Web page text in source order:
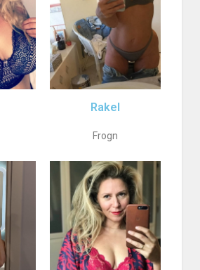
Rakel
Frogn